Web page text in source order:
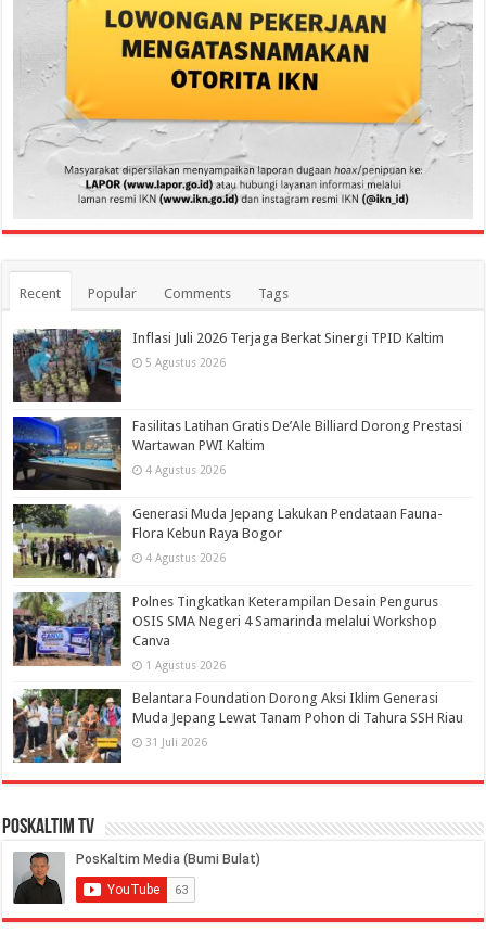
Recent Popular Comments Tags
Inflasi Juli 2026 Terjaga Berkat Sinergi TPID Kaltim
5 Agustus 2026
Fasilitas Latihan Gratis De’Ale Billiard Dorong Prestasi
Wartawan PWI Kaltim
4 Agustus 2026
Generasi Muda Jepang Lakukan Pendataan Fauna-
Flora Kebun Raya Bogor
4 Agustus 2026
Polnes Tingkatkan Keterampilan Desain Pengurus
OSIS SMA Negeri 4 Samarinda melalui Workshop
Canva
1 Agustus 2026
Belantara Foundation Dorong Aksi Iklim Generasi
Muda Jepang Lewat Tanam Pohon di Tahura SSH Riau
31 Juli 2026
PosKaltim TV